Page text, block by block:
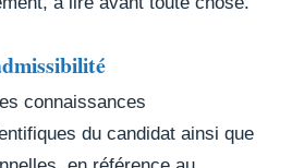
connaissances
du candidat ainsi que